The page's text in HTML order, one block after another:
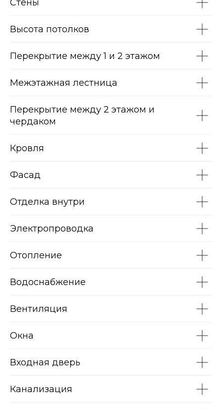
Стены
Высота потолков
Перекрытие между 1 и 2 этажом
Межэтажная лестница
Перекрытие между 2 этажом и
чердаком
Кровля
Фасад
Отделка внутри
Электропроводка
Отопление
Водоснабжение
Вентиляция
Окна
Входная дверь
Канализация